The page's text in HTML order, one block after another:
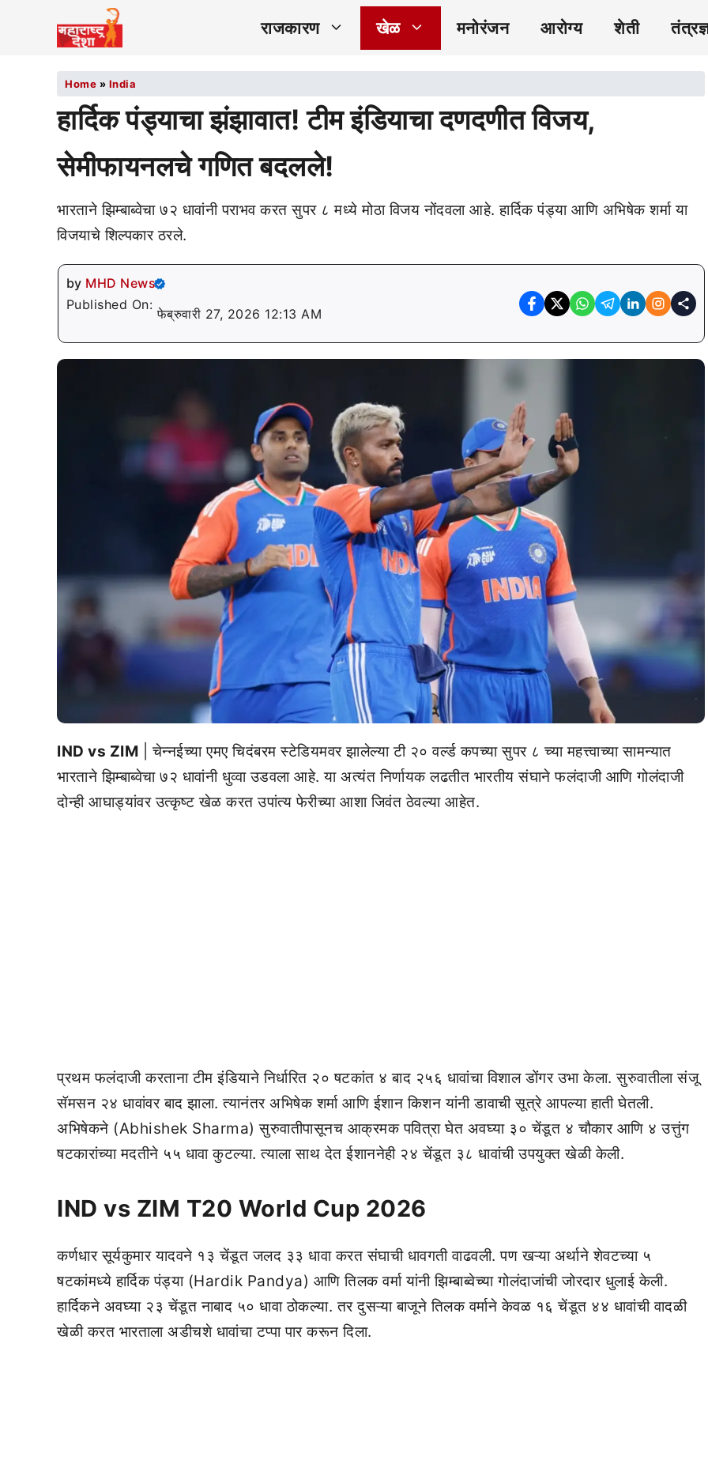
राजकारण खेळ मनोरंजन आरोग्य शेती
Home » India
हार्दिक पंड्याचा झंझावात! टीम इंडियाचा दणदणीत विजय,
सेमीफायनलचे गणित बदलले!
भारताने झिम्बाब्वेचा ७२ धावांनी पराभव करत सुपर ८ मध्ये मोठा विजय नोंदवला आहे. हार्दिक पंड्या आणि अभिषेक शर्मा या
विजयाचे शिल्पकार ठरले.
by MHD News
Published On:
फेब्रुवारी 27, 2026 12:13 AM
IND vs ZIM | चेन्नईच्या एमए चिदंबरम स्टेडियमवर झालेल्या टी २० वर्ल्ड कपच्या सुपर ८ च्या महत्त्वाच्या सामन्यात
भारताने झिम्बाब्वेचा ७२ धावांनी धुव्वा उडवला आहे. या अत्यंत निर्णायक लढतीत भारतीय संघाने फलंदाजी आणि गोलंदाजी
दोन्ही आघाड्यांवर उत्कृष्ट खेळ करत उपांत्य फेरीच्या आशा जिवंत ठेवल्या आहेत.
प्रथम फलंदाजी करताना टीम इंडियाने निर्धारित २० षटकांत ४ बाद २५६ धावांचा विशाल डोंगर उभा केला. सुरुवातीला संजू
सॅमसन २४ धावांवर बाद झाला. त्यानंतर अभिषेक शर्मा आणि ईशान किशन यांनी डावाची सूत्रे आपल्या हाती घेतली.
अभिषेकने (Abhishek Sharma) सुरुवातीपासूनच आक्रमक पवित्रा घेत अवघ्या ३० चेंडूत ४ चौकार आणि ४ उत्तुंग
षटकारांच्या मदतीने ५५ धावा कुटल्या. त्याला साथ देत ईशाननेही २४ चेंडूत ३८ धावांची उपयुक्त खेळी केली.
IND vs ZIM T20 World Cup 2026
कर्णधार सूर्यकुमार यादवने १३ चेंडूत जलद ३३ धावा करत संघाची धावगती वाढवली. पण खऱ्या अर्थाने शेवटच्या ५
षटकांमध्ये हार्दिक पंड्या (Hardik Pandya) आणि तिलक वर्मा यांनी झिम्बाब्वेच्या गोलंदाजांची जोरदार धुलाई केली.
हार्दिकने अवघ्या २३ चेंडूत नाबाद ५० धावा ठोकल्या. तर दुसऱ्या बाजूने तिलक वर्माने केवळ १६ चेंडूत ४४ धावांची वादळी
खेळी करत भारताला अडीचशे धावांचा टप्पा पार करून दिला.